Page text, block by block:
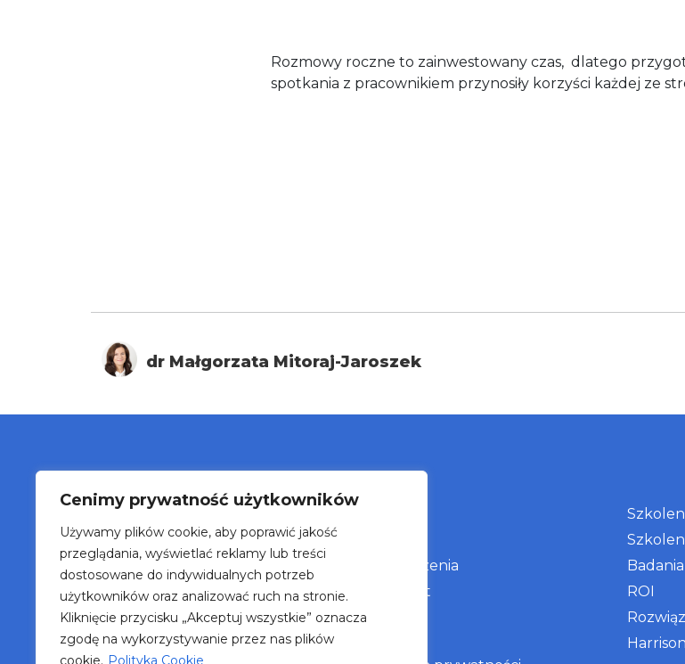
Cenimy prywatność użytkowników
Używamy plików cookie, aby poprawić jakość
przeglądania, wyświetlać reklamy lub treści
dostosowane do indywidualnych potrzeb
użytkowników oraz analizować ruch na stronie.
Kliknięcie przycisku „Akceptuj wszystkie” oznacza
zgodę na wykorzystywanie przez nas plików
cookie. Polityka Cookie
Rozmowy roczne to zainwestowany czas, dlatego
spotkania z pracownikiem przynosiły korzyści każdej ze
dr Małgorzata Mitoraj-Jaroszek
Mail: biuro@t4d.com.pl
Wydarzenia
Kontakt
Badania
ROI